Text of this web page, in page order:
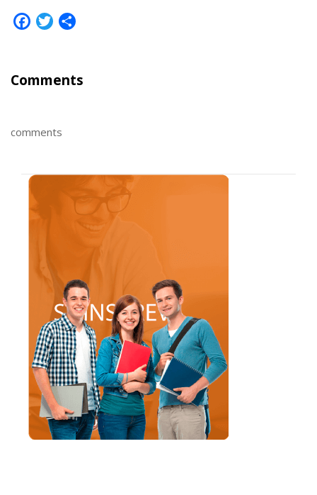
Facebook
Twitter
Comments
comments